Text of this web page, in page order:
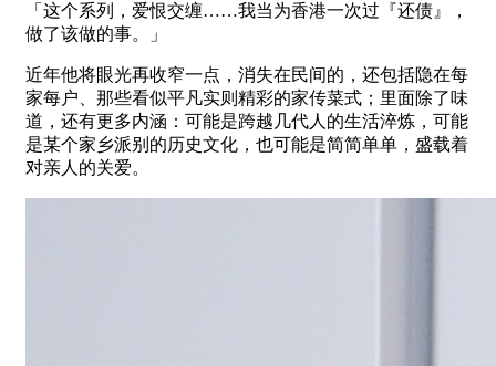
「这个系列，爱恨交缠……我当为香港一次过『还债』，
做了该做的事。」
近年他将眼光再收窄一点，消失在民间的，还包括隐在每
家每户、那些看似平凡实则精彩的家传菜式；里面除了味
道，还有更多内涵：可能是跨越几代人的生活淬炼，可能
是某个家乡派别的历史文化，也可能是简简单单，盛载着
对亲人的关爱。